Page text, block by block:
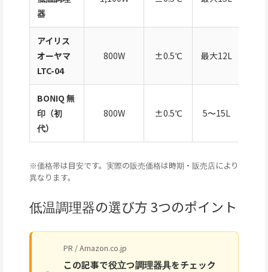
器
アイリス
オーヤマ
LTC-04
800W ±0.5℃ 最大12L
BONIQ 無
印（初
代）
800W ±0.5℃ 5〜15L
※価格帯は目安です。実際の販売価格は時期・販売店により
異なります。
低温調理器の選び方 3つのポイント
PR / Amazon.co.jp
この記事で役立つ調理器具をチェック